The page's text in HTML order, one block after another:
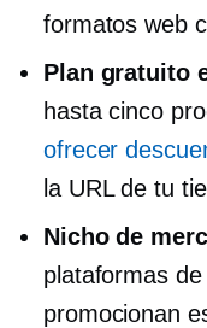
formatos web
Plan gratuito
hasta cinco
ofrecer
la URL de tu
Nicho de
plataformas
promocionan